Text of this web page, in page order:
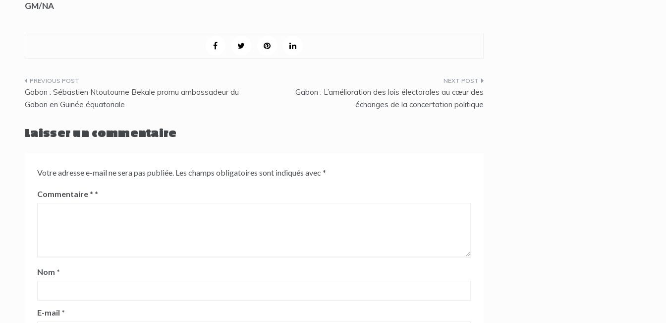
GM/NA
Navigation
de
Gabon : Sébastien Ntoutoume Bekale promu ambassadeur du
Gabon en Guinée équatoriale
Gabon : L’amélioration des lois électorales au cœur des
échanges de la concertation politique
Laisser un commentaire
Votre adresse e-mail ne sera pas publiée. Les champs obligatoires sont indiqués avec *
Commentaire *
Nom *
E-mail *